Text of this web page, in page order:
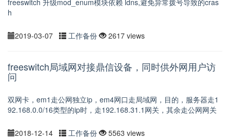
freeswitch 升级mod_enum模块依赖 ldns,避免异常拨号导致的cras
h
2019-03-07 工作备份 2617 views
freeswitch局域网对接鼎信设备，同时供外网用户访
问
双网卡，em1走公网独立ip，em4网口走局域网，目的，服务器走1
92.168.0.0/16类型的ip时，走192.168.31.1网关，其余走公网网关
2018-12-14 工作备份 5563 views